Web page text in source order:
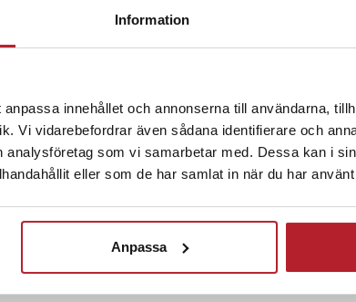
Information
innehållet och annonserna till användarna,
Vi vidarebefordrar även sådana identifierare och
som vi samarbetar med. Dessa kan i
eller som de har samlat in när du har
Anpassa
logic controllers
Fortsätt att fynda
Batterier